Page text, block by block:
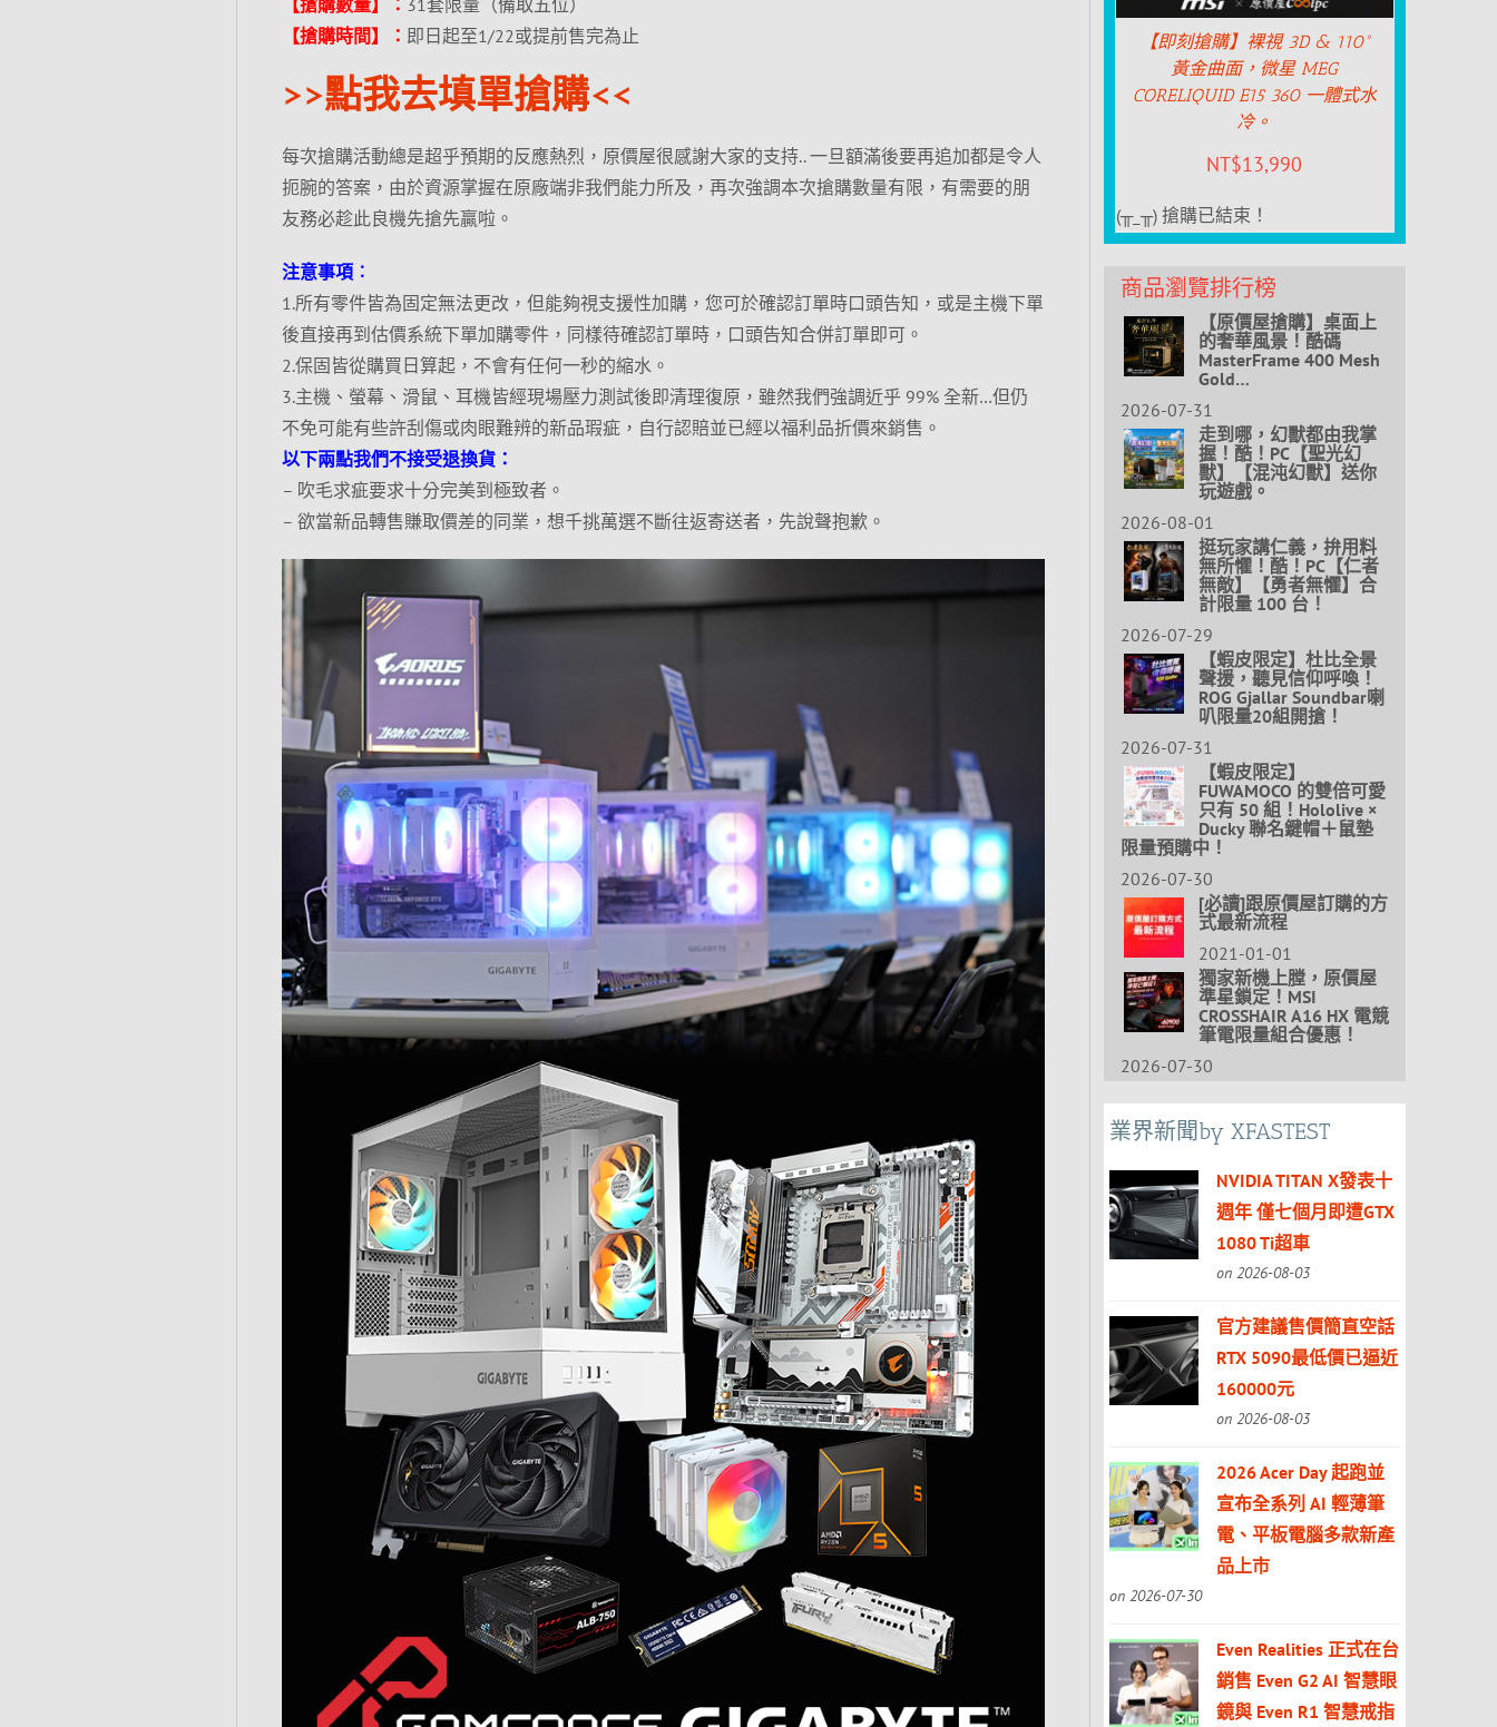
【搶購時間】： 即日起至1/22或提前售完為止
>>點我去填單搶購<<
每次搶購活動總是超乎預期的反應熱烈，原價屋很感謝大家的支持.. 一旦額滿後要再追加都是令人
扼腕的答案，由於資源掌握在原廠端非我們能力所及，再次強調本次搶購數量有限，有需要的朋
友務必趁此良機先搶先贏啦。
注意事項︰
1.所有零件皆為固定無法更改，但能夠視支援性加購，您可於確認訂單時口頭告知，或是主機下單
後直接再到估價系統下單加購零件，同樣待確認訂單時，口頭告知合併訂單即可。
2.保固皆從購買日算起，不會有任何一秒的縮水。
3.主機、螢幕、滑鼠、耳機皆經現場壓力測試後即清理復原，雖然我們強調近乎 99% 全新…但仍
不免可能有些許刮傷或肉眼難辨的新品瑕疵，自行認賠並已經以福利品折價來銷售。
以下兩點我們不接受退換貨：
– 吹毛求疵要求十分完美到極致者。
– 欲當新品轉售賺取價差的同業，想千挑萬選不斷往返寄送者，先說聲抱歉。
【即刻搶購】裸視 3D & 110°
黃金曲面，微星 MEG
CORELIQUID E15 360 一體式水
冷。
NT$13,990
(╥_╥) 搶購已結束！
商品瀏覽排行榜
【原價屋搶購】桌面上
的奢華風景！酷碼
MasterFrame 400 Mesh
Gold…
2026-07-31
走到哪，幻獸都由我掌
握！酷！PC【聖光幻
獸】【混沌幻獸】送你
玩遊戲。
2026-08-01
挺玩家講仁義，拚用料
無所懼！酷！PC【仁者
無敵】【勇者無懼】合
計限量 100 台！
2026-07-29
【蝦皮限定】杜比全景
聲援，聽見信仰呼喚！
ROG Gjallar Soundbar喇
叭限量20組開搶！
2026-07-31
【蝦皮限定】
FUWAMOCO 的雙倍可愛
只有 50 組！Hololive ×
Ducky 聯名鍵帽＋鼠墊
限量預購中！
2026-07-30
[必讀]跟原價屋訂購的方
式最新流程
2021-01-01
獨家新機上膛，原價屋
準星鎖定！MSI
CROSSHAIR A16 HX 電競
筆電限量組合優惠！
2026-07-30
業界新聞by XFASTEST
NVIDIA TITAN X發表十
週年 僅七個月即遭GTX
1080 Ti超車
on 2026-08-03
官方建議售價簡直空話
RTX 5090最低價已逼近
160000元
on 2026-08-03
2026 Acer Day 起跑並
宣布全系列 AI 輕薄筆
電、平板電腦多款新產
品上市
on 2026-07-30
Even Realities 正式在台
銷售 Even G2 AI 智慧眼
鏡與 Even R1 智慧戒指